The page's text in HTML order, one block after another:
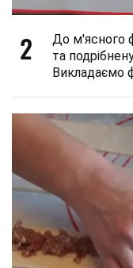
2
До м'ясного
та
Викладаємо